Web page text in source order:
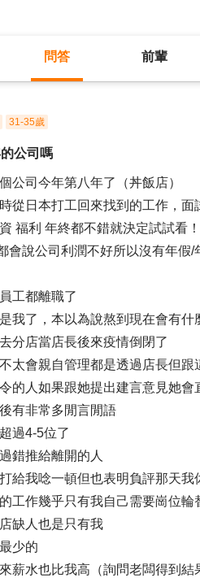
問答 前輩
31-35歲
公司嗎
公司今年第八年了（丼飯店）
從日本打工回來找到的工作，
福利 年終都不錯就決定試試看！
會說公司利潤不好所以沒有年假/
工都離職了
我了，本以為說熬到現在會有什
分店當店長後來疫情倒閉了
太會親自管理都是透過店長但跟
的人如果跟她提出建言意見她會
有非常多閒言閒語
過4-5位了
錯推給離開的人
給我唸一頓但也表明負評那天
工作幾乎只有我自己需要崗位輪
缺人也是只有我
少的
薪水也比我高（詢問老闆得到結